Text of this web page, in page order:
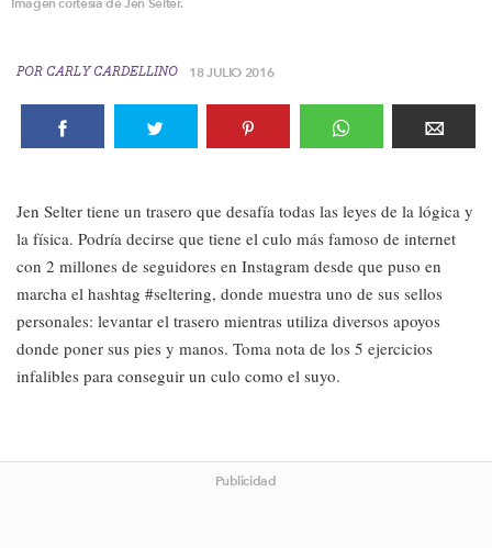
POR CARLY CARDELLINO 18 JULIO 2016
Jen Selter tiene un trasero que desafía todas las leyes de la lógica y
la física. Podría decirse que tiene el culo más famoso de internet
con 2 millones de seguidores en Instagram desde que puso en
marcha el hashtag #seltering, donde muestra uno de sus sellos
personales: levantar el trasero mientras utiliza diversos apoyos
donde poner sus pies y manos. Toma nota de los 5 ejercicios
infalibles para conseguir un culo como el suyo.
Publicidad